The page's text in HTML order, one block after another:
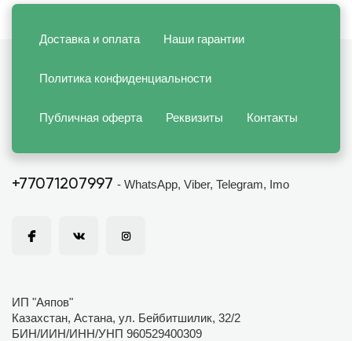
Доставка и оплата Наши гарантии
Политика конфиденциальности
Публичная оферта Реквизиты Контакты
+77071207997 - WhatsApp, Viber, Telegram, Imo
ИП "Аяпов"
Казахстан, Астана, ул. Бейбитшилик, 32/2
БИН/ИИН/ИНН/УНП 960529400309